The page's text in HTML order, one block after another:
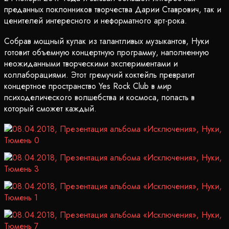
преданных поклонников творчества Дарии Ставрович, так и
ценителей интересного и неформатного арт-рока.
Собрав мощный кулак из талантливых музыкантов, Нуки
готовит объемную концертную программу, наполненную
неожиданными творческими экспериментами и
коллаборациями. Этот гремучий коктейль превратит
концертное пространство Yes Rock Club в мир
психоделического волшебства и космоса, попасть в
который сможет каждый.